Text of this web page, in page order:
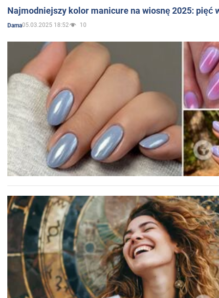
Najmodniejszy kolor manicure na wiosnę 2025: pięć
Dama05.03.2025 18:52 10